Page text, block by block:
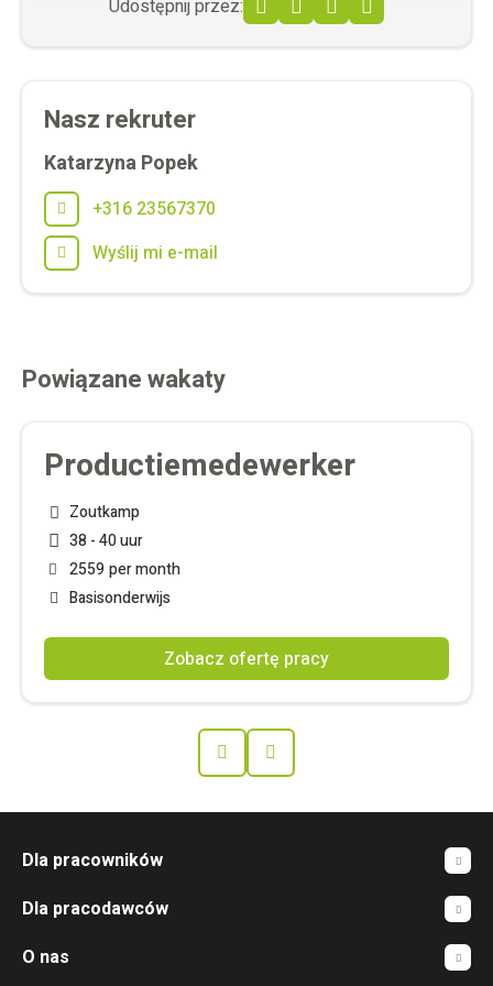
Udostępnij przez: FacebookTwitterLinkedIn
Nasz rekruter
Katarzyna Popek
+316 23567370
Wyślij mi e-mail
Powiązane wakaty
Productiemedewerker
Zoutkamp
38 - 40 uur
2559per month
Basisonderwijs
Zobacz ofertę pracy
Prev
Dla pracowników
Dla pracodawców
O nas